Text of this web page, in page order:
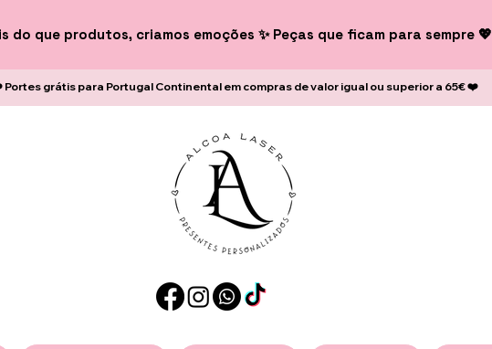
do que produtos, criamos emoções ✨ Peças que ficam para sempre 💖
Portes grátis para Portugal Continental em compras de valor igual ou superior a 65€ ❤️